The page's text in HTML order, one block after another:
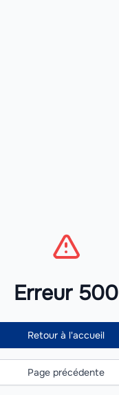
Erreur 500
Retour à l'accueil
Page précédente